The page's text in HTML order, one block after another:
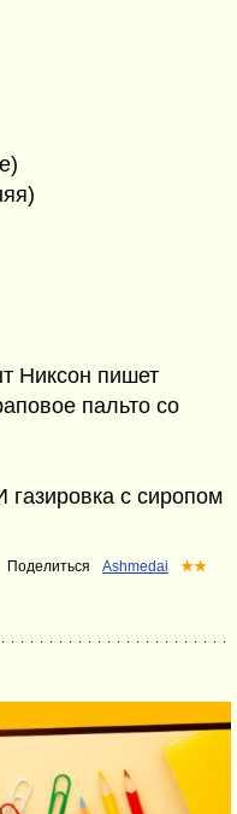
Никсон пишет
пальто со
с сиропом
Поделиться Ashmedai ★★